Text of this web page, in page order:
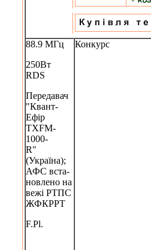
88.9 МГц
250Вт
RDS
Передавач
"Квант-
Ефір
TXFM-
1000-
R"
(Україна);
АФС вста-
новлено на
вежі РТПС
ЖФКРРТ
F.Pl.
Конкурс